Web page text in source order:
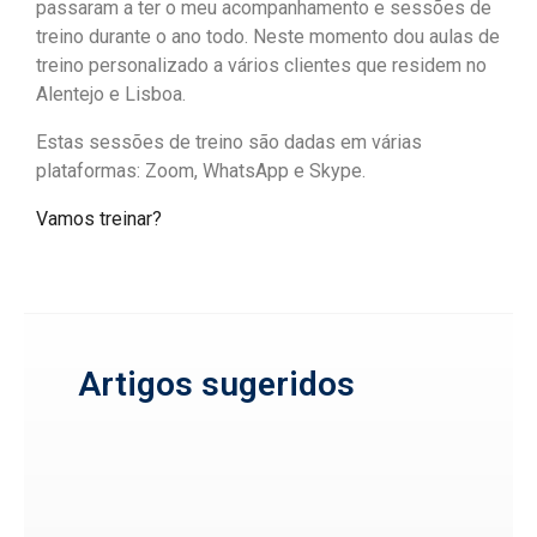
passaram a ter o meu acompanhamento e sessões de
treino durante o ano todo. Neste momento dou aulas de
treino personalizado a vários clientes que residem no
Alentejo e Lisboa.
Estas sessões de treino são dadas em várias
plataformas: Zoom, WhatsApp e Skype.
Vamos treinar?
Artigos sugeridos